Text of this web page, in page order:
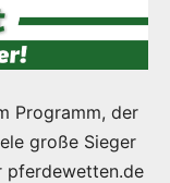
Programm, der
große Sieger
pferdewetten.de